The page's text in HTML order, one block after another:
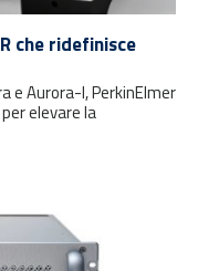
che ridefinisce
e Aurora-I, PerkinElmer
elevare la